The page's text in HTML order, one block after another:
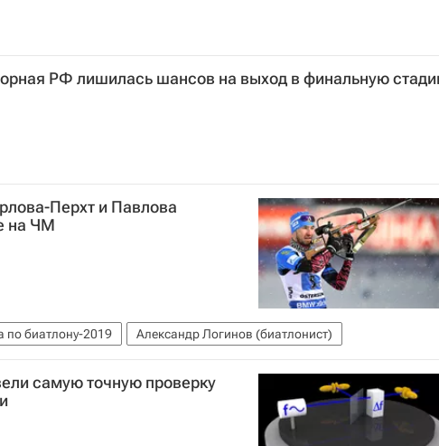
РФ лишилась шансов на выход в финальную
Перхт и Павлова
на ЧМ
по биатлону-2019 Александр Логинов (биатлонист)
самую точную проверку